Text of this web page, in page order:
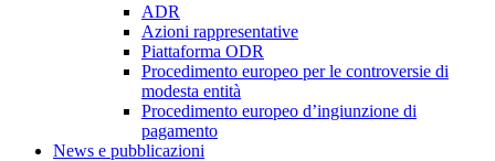
ADR
Azioni rappresentative
Piattaforma ODR
Procedimento europeo per le controversie di
modesta entità
Procedimento europeo d’ingiunzione di
pagamento
News e pubblicazioni